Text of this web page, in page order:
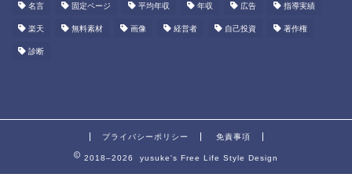
名言 固定ページ 平均年収 年収 広告 指導実績
楽天 無料素材 画像 経営者 自己投資 著作権
診断
プライバシーポリシー 免責事項
2018–2026 yusuke's Free Life Style Design